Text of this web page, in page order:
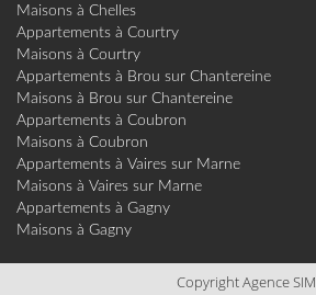
Maisons à Chelles
Appartements à Courtry
Maisons à Courtry
Appartements à Brou sur Chantereine
Maisons à Brou sur Chantereine
Appartements à Coubron
Maisons à Coubron
Appartements à Vaires sur Marne
Maisons à Vaires sur Marne
Appartements à Gagny
Maisons à Gagny
Copyright Agence SIM